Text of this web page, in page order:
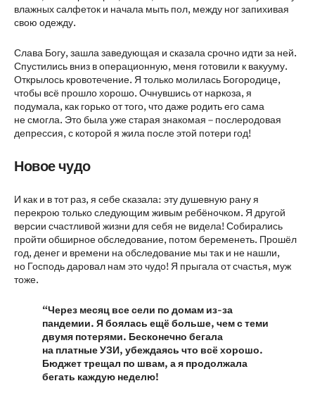
влажных салфеток и начала мыть пол, между ног запихивая
свою одежду.
Слава Богу, зашла заведующая и сказала срочно идти за ней.
Спустились вниз в операционную, меня готовили к вакууму.
Открылось кровотечение. Я только молилась Богородице,
чтобы всё прошло хорошо. Очнувшись от наркоза, я
подумала, как горько от того, что даже родить его сама
не смогла. Это была уже старая знакомая – послеродовая
депрессия, с которой я жила после этой потери год!
Новое чудо
И как и в тот раз, я себе сказала: эту душевную рану я
перекрою только следующим живым ребёночком. Я другой
версии счастливой жизни для себя не видела! Собирались
пройти обширное обследование, потом беременеть. Прошёл
год, денег и времени на обследование мы так и не нашли,
но Господь даровал нам это чудо! Я прыгала от счастья, муж
тоже.
“Через месяц все сели по домам из-за
пандемии. Я боялась ещё больше, чем с теми
двумя потерями. Бесконечно бегала
на платные УЗИ, убеждаясь что всё хорошо.
Бюджет трещал по швам, а я продолжала
бегать каждую неделю!